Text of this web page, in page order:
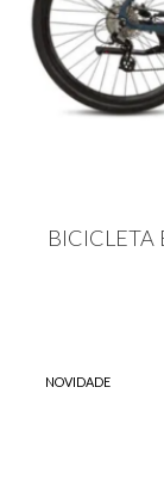
BICICLETA
NOVIDADE